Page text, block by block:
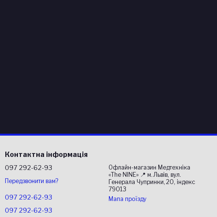
Контактна інформація
097 292-62-93
Передзвонити вам?
097 292-62-93
097 292-62-93
Офлайн-магазин Медтехніка
«The NINE» 📍 м. Львів, вул.
Генерала Чупринки, 20, індекс
79013
Мапа проїзду